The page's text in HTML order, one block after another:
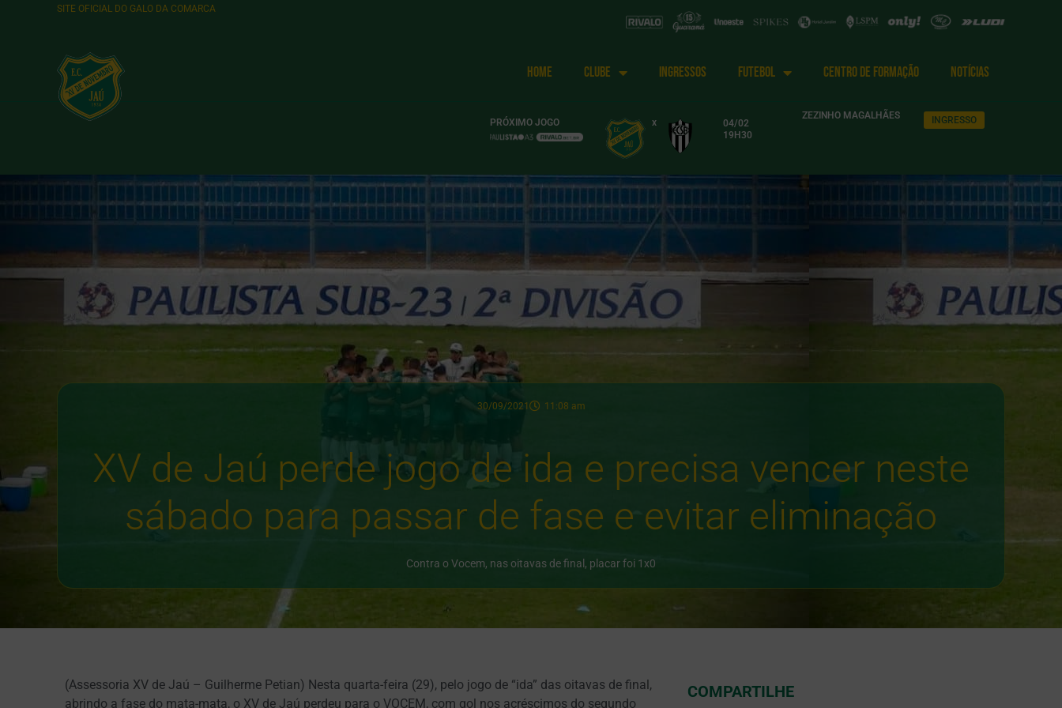
SITE OFICIAL DO GALO DA COMARCA
HOME CLUBE INGRESSOS FUTEBOL CENTRO DE FORMAÇÃO NOTÍCIAS
PRÓXIMO JOGO x
04/02
19H30
ZEZINHO MAGALHÃES INGRESSO
30/09/2021 11:08 am
XV de Jaú perde jogo de ida e precisa vencer neste
sábado para passar de fase e evitar eliminação
Contra o Vocem, nas oitavas de final, placar foi 1x0
(Assessoria XV de Jaú – Guilherme Petian) Nesta quarta-feira (29), pelo jogo de “ida” das oitavas de final,
abrindo a fase do mata-mata, o XV de Jaú perdeu para o VOCEM, com gol nos acréscimos do segundo
COMPARTILHE